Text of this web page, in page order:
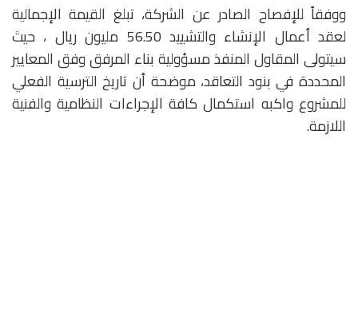
ووفقاً للإفصاح الصادر عن الشركة، تبلغ القيمة الإجمالية
لعقد أعمال الإنشاء والتشييد 56.50 مليون ريال ، حيث
سيتولى المقاول المنفذ مسؤولية بناء المرفق وفق المعايير
المحددة في بنود التعاقد، موضحة أن تاريخ الترسية الفعلي
للمشروع واكبه استكمال كافة الإجراءات النظامية والفنية
اللازمة.